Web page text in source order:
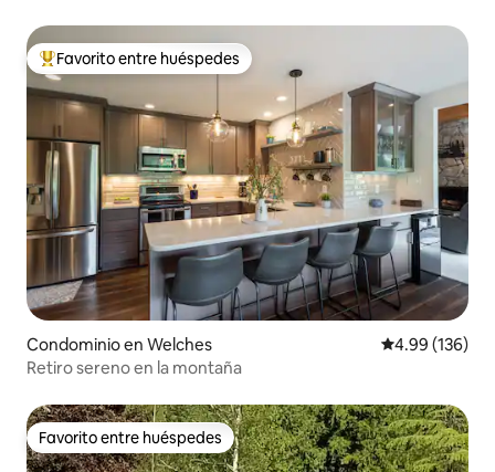
De los mejores en Favorito entre huéspedes
Favorito entre huéspedes
Condominio en Welches Calificación
4.99 (136)
Retiro sereno en la montaña
Favorito entre huéspedes
Favorito entre huéspedes